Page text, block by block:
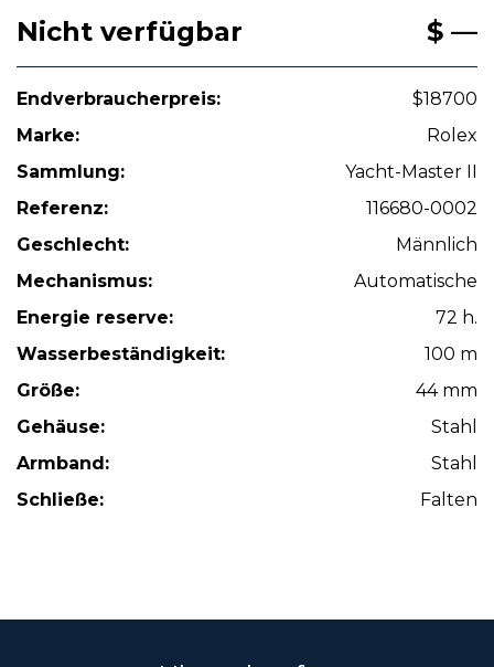
Nicht verfügbar $ —
Endverbraucherpreis:
$18700
Marke:
Rolex
Sammlung:
Yacht-Master II
Referenz:
116680-0002
Geschlecht:
Männlich
Mechanismus:
Automatische
Energie reserve:
72 h.
Wasserbeständigkeit:
100 m
Größe:
44 mm
Gehäuse:
Stahl
Armband:
Stahl
Schließe:
Falten